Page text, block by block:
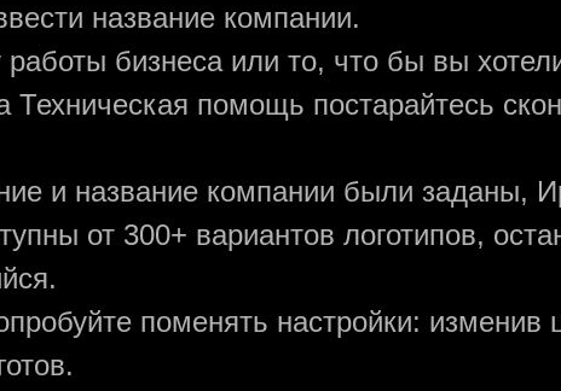
название компании.
бизнеса или то, что бы вы
Техническая помощь постарайтесь
и название компании были заданы,
от 300+ вариантов логотипов,
поменять настройки: изменив